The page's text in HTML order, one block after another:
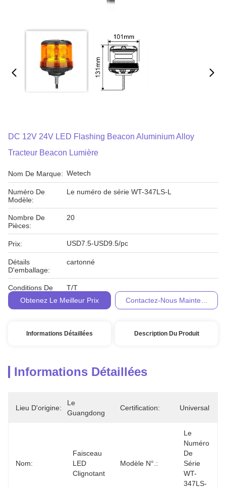
DC 12V 24V LED Flashing Beacon Aluminium Alloy
Tracteur Beacon Lumière
Nom De Marque: Wetech
Numéro De
Modèle:
Le numéro de série WT-347LS-L
Nombre De
Pièces:
20
Prix: USD7.5-USD9.5/pc
Détails
D'emballage:
cartonné
Conditions De
Paiement:
T/T
Obtenez Le Meilleur Prix
Contactez-Nous Maintenant
Informations Détaillées Description Du Produit
Informations Détaillées
Lieu D'origine:
Le
Guangdong
Certification: Universal
Nom:
Faisceau
LED
Clignotant
Modèle N°.:
Le
Numéro
De
Série
WT-
347LS-